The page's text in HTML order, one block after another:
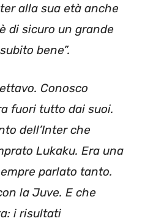
alla sua età anche
di sicuro un grande
bene”.
Conosco
fuori tutto dai suoi.
dell’Inter che
Lukaku. Era una
parlato tanto.
la Juve. E che
i risultati